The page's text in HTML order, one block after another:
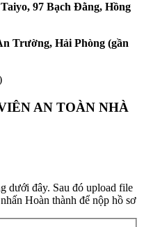
97 Bạch Đằng, Hồng
Trường, Hải Phòng (gần
AN TOÀN NHÀ
dưới đây. Sau đó upload file
Hoàn thành để nộp hồ sơ